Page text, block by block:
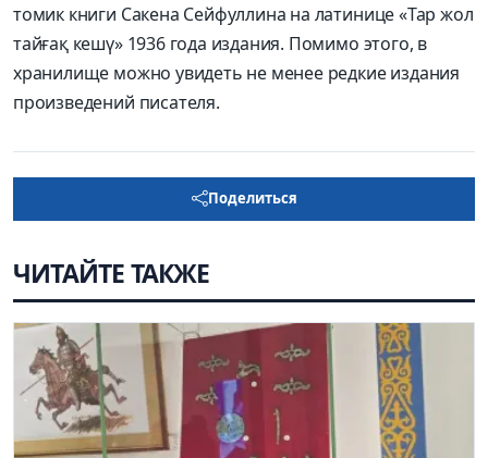
томик книги Сакена Сейфуллина на латинице «Тар жол
тайғақ кешү» 1936 года издания. Помимо этого, в
хранилище можно увидеть не менее редкие издания
произведений писателя.
Поделиться
ЧИТАЙТЕ ТАКЖЕ